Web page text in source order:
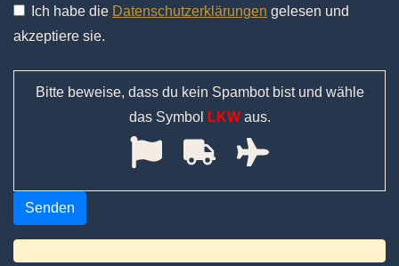
Ich habe die Datenschutzerklärungen gelesen und
akzeptiere sie.
Bitte beweise, dass du kein Spambot bist und wähle
das Symbol
LKWaus.